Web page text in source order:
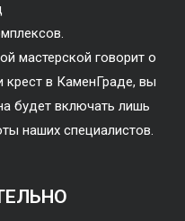
мастерской говорит о
крест в КаменГраде, вы
будет включать лишь
наших специалистов.